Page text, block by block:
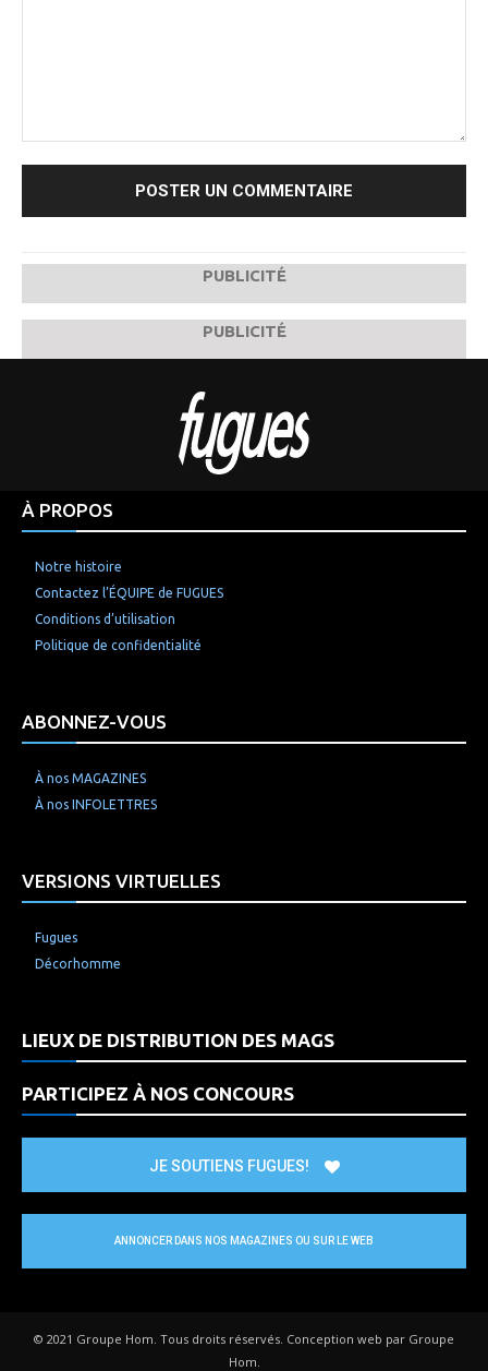
PUBLICITÉ
PUBLICITÉ
À PROPOS
Notre histoire
Contactez l’ÉQUIPE de FUGUES
Conditions d’utilisation
Politique de confidentialité
ABONNEZ-VOUS
À nos MAGAZINES
À nos INFOLETTRES
VERSIONS VIRTUELLES
Fugues
Décorhomme
LIEUX DE DISTRIBUTION DES MAGS
PARTICIPEZ À NOS CONCOURS
JE SOUTIENS FUGUES!
ANNONCER DANS NOS MAGAZINES OU SUR LE WEB
© 2021 Groupe Hom. Tous droits réservés. Conception web par Groupe
Hom.